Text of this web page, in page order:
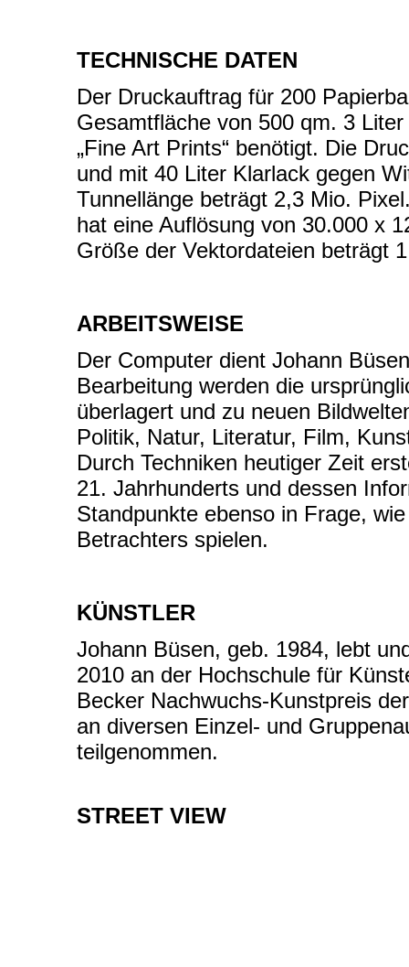
TECHNISCHE DATEN
Der Druckauftrag für 200
Gesamtfläche von 500 qm. 3
„Fine Art Prints“ benötigt. Die
und mit 40 Liter Klarlack gegen
Tunnellänge beträgt 2,3 Mio.
hat eine Auflösung von 30.000 x
Größe der Vektordateien beträgt
ARBEITSWEISE
Der Computer dient Johann
Bearbeitung werden die
überlagert und zu neuen
Politik, Natur, Literatur, Film,
Durch Techniken heutiger Zeit
21. Jahrhunderts und dessen
Standpunkte ebenso in Frage,
Betrachters spielen.
KÜNSTLER
Johann Büsen, geb. 1984, lebt
2010 an der Hochschule für
Becker Nachwuchs-Kunstpreis
an diversen Einzel- und
teilgenommen.
STREET VIEW